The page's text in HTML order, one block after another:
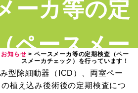
ーカ等の定
ペースメー
ク）を行っ
お知らせ >ペースメーカ等の定期検査（ペー
スメーカチェック）を行っています！
型除細動器（ICD）、両室ペー
植え込み後術後の定期検査につ